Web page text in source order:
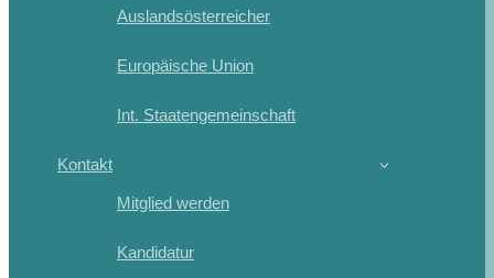
Auslandsösterreicher
Europäische Union
Int. Staatengemeinschaft
Kontakt
Mitglied werden
Kandidatur